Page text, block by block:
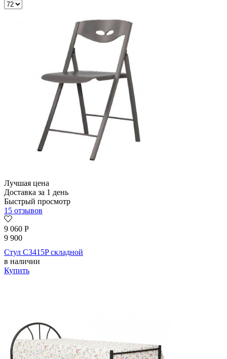
Лучшая цена
Доставка за 1 день
Быстрый просмотр
15 отзывов
9 060 Р
9 900
Стул C3415P складной
в наличии
Купить